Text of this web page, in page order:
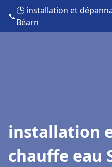
📞
🕒 installation et
Béarn
installation
chauffe eau